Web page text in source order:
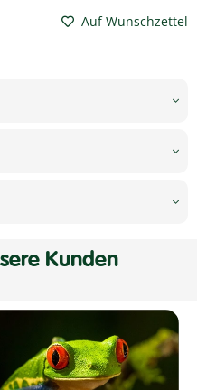
Auf Wunschzettel
Kunden